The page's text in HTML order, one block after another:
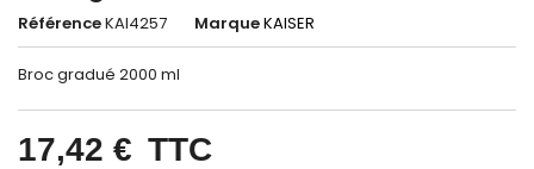
RéférenceKAI4257 MarqueKAISER
Broc gradué 2000 ml
17,42 € TTC